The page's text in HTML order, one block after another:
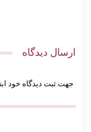
ارسال دیدگاه
جهت ثبت دیدگاه خود